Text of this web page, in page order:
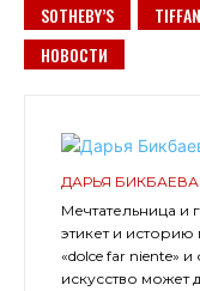
SOTHEBY’S
НОВОСТИ
ДАРЬЯ БИКБАЕВА
Мечтательница и
этикет и историю
«dolce far niente»
искусство может